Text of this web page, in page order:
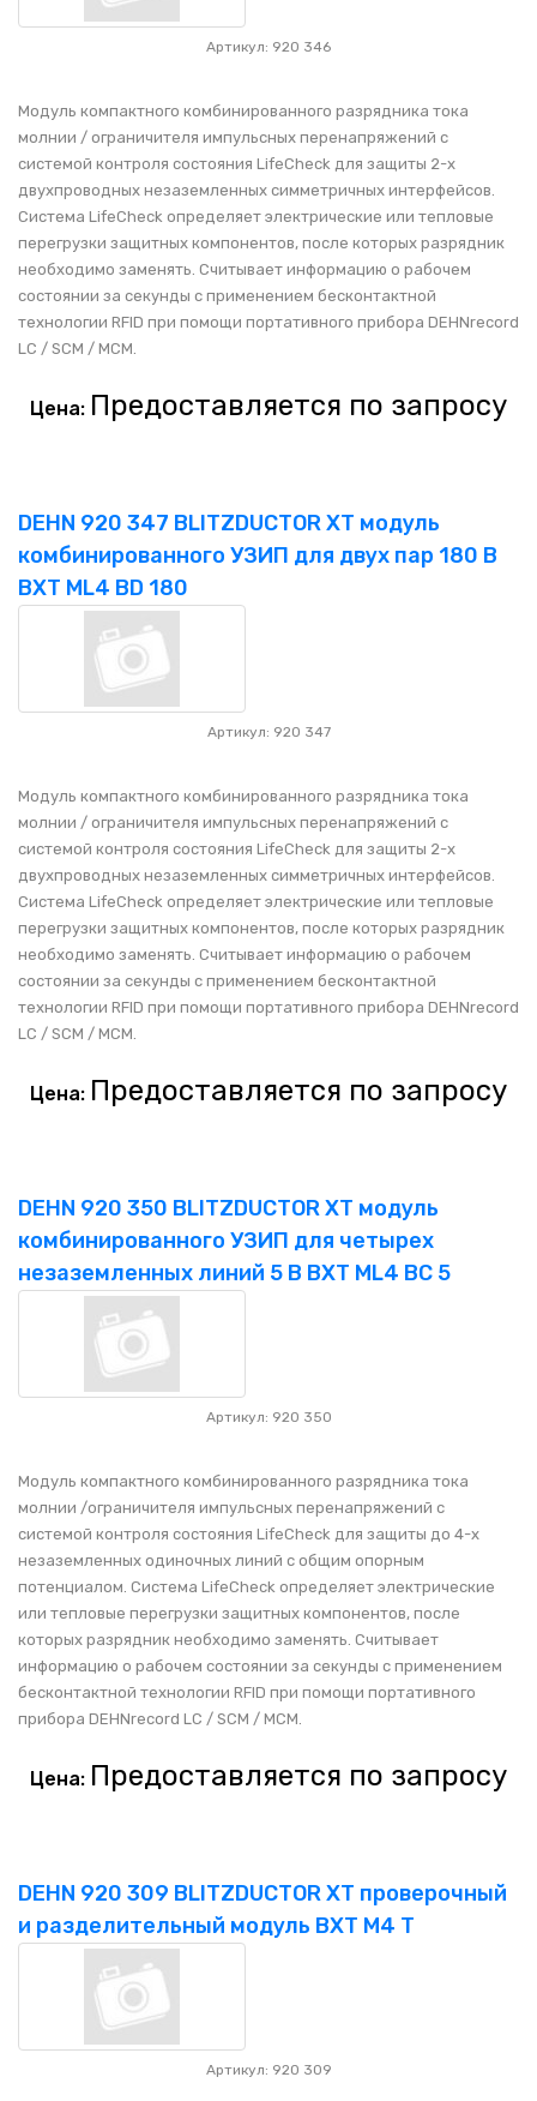
Артикул: 920 346
Модуль компактного комбинированного разрядника тока
молнии / ограничителя импульсных перенапряжений с
системой контроля состояния LifeCheck для защиты 2-х
двухпроводных незаземленных симметричных интерфейсов.
Система LifeCheck определяет электрические или тепловые
перегрузки защитных компонентов, после которых разрядник
необходимо заменять. Считывает информацию о рабочем
состоянии за секунды с применением бесконтактной
технологии RFID при помощи портативного прибора DEHNrecord
LC / SCM / MCM.
Цена: Предоставляется по запросу
DEHN 920 347 BLITZDUCTOR XT модуль
комбинированного УЗИП для двух пар 180 В
BXT ML4 BD 180
Артикул: 920 347
Модуль компактного комбинированного разрядника тока
молнии / ограничителя импульсных перенапряжений с
системой контроля состояния LifeCheck для защиты 2-х
двухпроводных незаземленных симметричных интерфейсов.
Система LifeCheck определяет электрические или тепловые
перегрузки защитных компонентов, после которых разрядник
необходимо заменять. Считывает информацию о рабочем
состоянии за секунды с применением бесконтактной
технологии RFID при помощи портативного прибора DEHNrecord
LC / SCM / MCM.
Цена: Предоставляется по запросу
DEHN 920 350 BLITZDUCTOR XT модуль
комбинированного УЗИП для четырех
незаземленных линий 5 В BXT ML4 BC 5
Артикул: 920 350
Модуль компактного комбинированного разрядника тока
молнии /ограничителя импульсных перенапряжений с
системой контроля состояния LifeCheck для защиты до 4-х
незаземленных одиночных линий с общим опорным
потенциалом. Система LifeCheck определяет электрические
или тепловые перегрузки защитных компонентов, после
которых разрядник необходимо заменять. Считывает
информацию о рабочем состоянии за секунды с применением
бесконтактной технологии RFID при помощи портативного
прибора DEHNrecord LC / SCM / MCM.
Цена: Предоставляется по запросу
DEHN 920 309 BLITZDUCTOR XT проверочный
и разделительный модуль BXT M4 T
Артикул: 920 309